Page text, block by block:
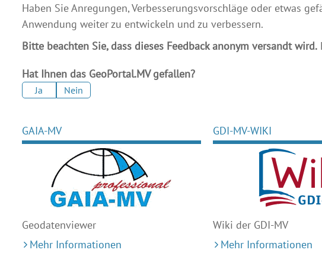
Haben Sie Anregungen, Verbesserungsvorschläge oder etwas
Anwendung weiter zu entwickeln und zu verbessern.
Bitte beachten Sie, dass dieses Feedback anonym versandt wird.
Hat Ihnen das GeoPortal.MV gefallen?
Ja Nein
GAIA-MV
Geodatenviewer
Mehr Informationen
GDI-MV-WIKI
Wiki der GDI-MV
Mehr Informationen